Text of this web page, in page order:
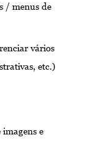
/ menus de
vários
etc.)
e